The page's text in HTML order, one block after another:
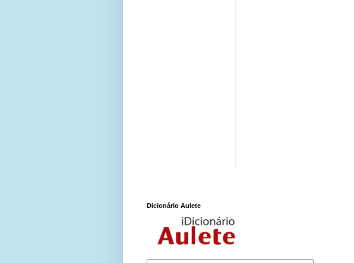
Dicionário Aulete